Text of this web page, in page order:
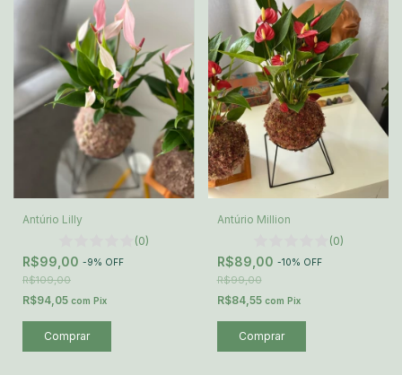
Antúrio Lilly
(0)
R$99,00 -9% OFF
R$109,00
R$94,05 com Pix
Antúrio Million
(0)
R$89,00 -10% OFF
R$99,00
R$84,55 com Pix